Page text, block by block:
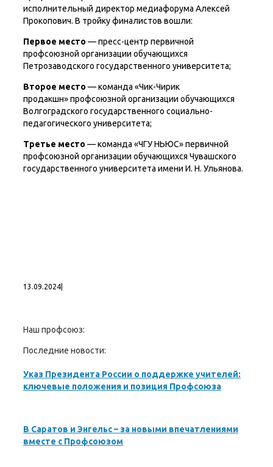
исполнительный директор медиафорума Алексей
Прокопович. В тройку финалистов вошли:
Первое место — пресс-центр первичной
профсоюзной организации обучающихся
Петрозаводского государственного университета;
Второе место — команда «Чик-Чирик
продакшн» профсоюзной организации обучающихся
Волгоградского государственного социально-
педагогического университета;
Третье место — команда «ЧГУ НЬЮС» первичной
профсоюзной организации обучающихся Чувашского
государственного университета имени И. Н. Ульянова.
13.09.2024
Наш профсоюз:
Последние новости:
Указ Президента России о поддержке учителей:
ключевые положения и позиция Профсоюза
В Саратов и Энгельс – за новыми впечатлениями
вместе с Профсоюзом